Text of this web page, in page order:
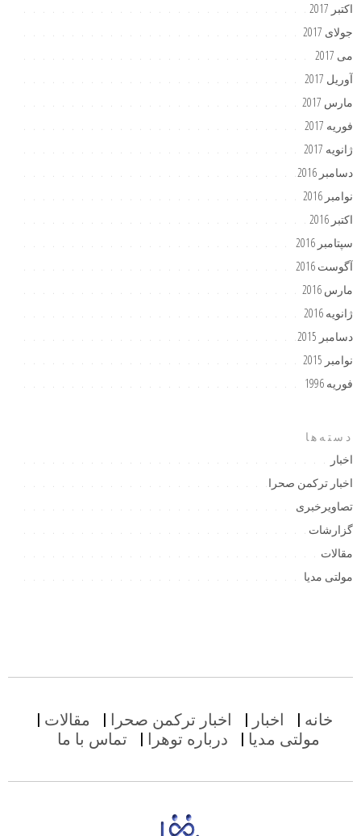
اکتبر 2017
جولای 2017
می 2017
آوریل 2017
مارس 2017
فوریه 2017
ژانویه 2017
دسامبر 2016
نوامبر 2016
اکتبر 2016
سپتامبر 2016
آگوست 2016
مارس 2016
ژانویه 2016
دسامبر 2015
نوامبر 2015
فوریه 1996
دسته‌ها
اخبار
اخبار ترکمن صحرا
تصاویرخبری
گزارشات
مقالات
مولتی مدیا
خانه اخبار اخبار ترکمن صحرا
مقالات
مولتی مدیا
درباره توهرا تماس با ما